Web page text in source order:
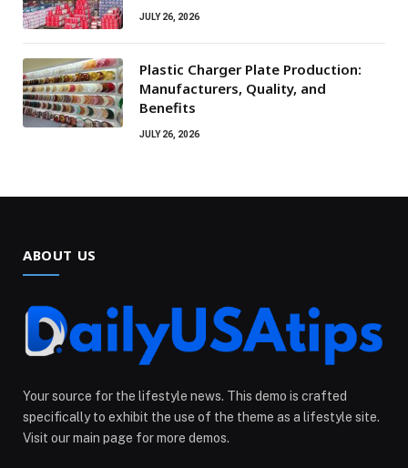
JULY 26, 2026
Plastic Charger Plate Production:
Manufacturers, Quality, and
Benefits
JULY 26, 2026
ABOUT US
Your source for the lifestyle news. This demo is crafted
specifically to exhibit the use of the theme as a lifestyle site.
Visit our main page for more demos.